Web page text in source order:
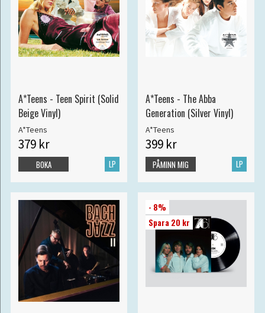
A*Teens - Teen Spirit (Solid
Beige Vinyl)
A*Teens
379 kr
LP
BOKA
A*Teens - The Abba
Generation (Silver Vinyl)
A*Teens
399 kr
LP
PÅMINN MIG
- 8%
Spara 20 kr